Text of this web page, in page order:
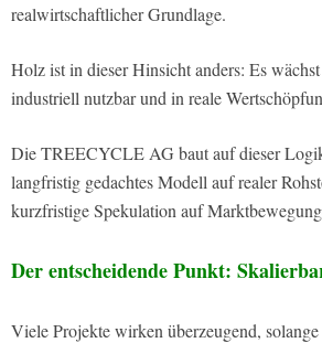
realwirtschaftlicher Grundlage.
Holz ist in dieser Hinsicht anders: Es
industriell nutzbar und in reale
Die TREECYCLE AG baut auf dieser
langfristig gedachtes Modell auf realer
kurzfristige Spekulation auf
Der entscheidende Punkt:
Viele Projekte wirken überzeugend,